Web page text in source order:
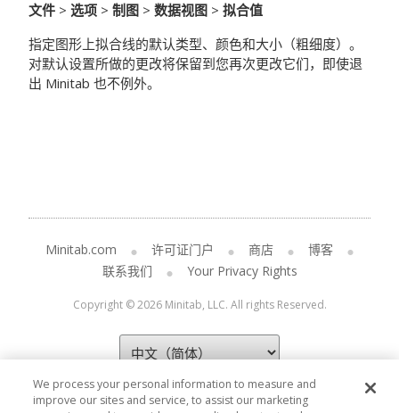
文件 > 选项 > 制图 > 数据视图 > 拟合值
指定图形上拟合线的默认类型、颜色和大小（粗细度）。
对默认设置所做的更改将保留到您再次更改它们，即使退
出 Minitab 也不例外。
Minitab.com 许可证门户 商店
博客
联系我们
Your Privacy Rights
Copyright © 2026 Minitab, LLC. All rights Reserved.
We process your personal information to measure and
improve our sites and service, to assist our marketing